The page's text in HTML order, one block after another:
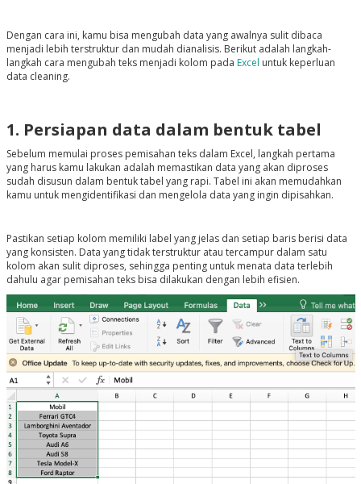
Dengan cara ini, kamu bisa mengubah data yang awalnya sulit dibaca
menjadi lebih terstruktur dan mudah dianalisis. Berikut adalah langkah-
langkah cara mengubah teks menjadi kolom pada Excel untuk keperluan
data cleaning.
1. Persiapan data dalam bentuk tabel
Sebelum memulai proses pemisahan teks dalam Excel, langkah pertama
yang harus kamu lakukan adalah memastikan data yang akan diproses
sudah disusun dalam bentuk tabel yang rapi. Tabel ini akan memudahkan
kamu untuk mengidentifikasi dan mengelola data yang ingin dipisahkan.
Pastikan setiap kolom memiliki label yang jelas dan setiap baris berisi data
yang konsisten. Data yang tidak terstruktur atau tercampur dalam satu
kolom akan sulit diproses, sehingga penting untuk menata data terlebih
dahulu agar pemisahan teks bisa dilakukan dengan lebih efisien.